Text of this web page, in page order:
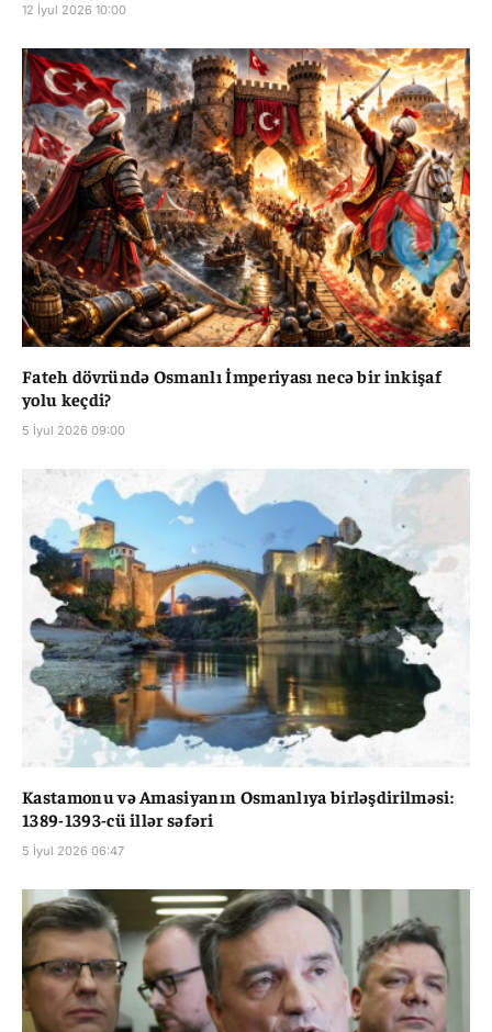
12 İyul 2026 10:00
Fateh dövründə Osmanlı İmperiyası necə bir inkişaf
yolu keçdi?
5 İyul 2026 09:00
Kastamonu və Amasiyanın Osmanlıya birləşdirilməsi:
1389-1393-cü illər səfəri
5 İyul 2026 06:47